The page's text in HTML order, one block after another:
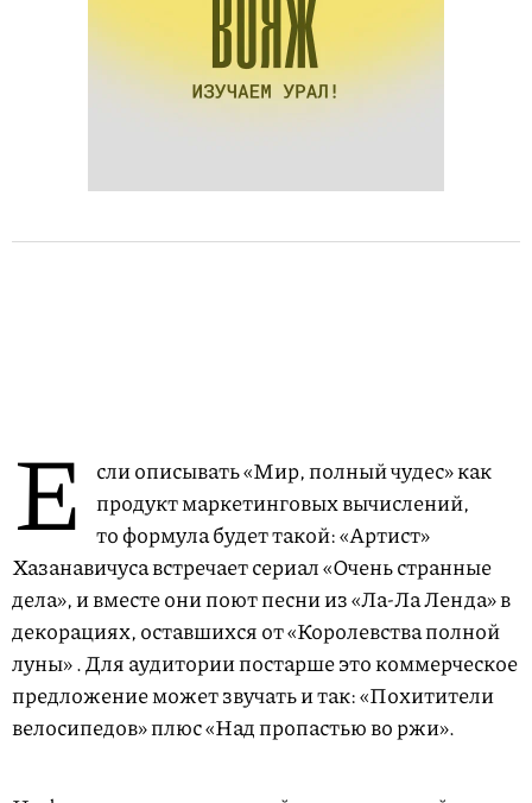
Е
сли описывать «Мир, полный чудес» как
продукт маркетинговых вычислений,
то формула будет такой: «Артист»
Хазанавичуса встречает сериал «Очень странные
дела», и вместе они поют песни из «Ла-Ла Ленда» в
декорациях, оставшихся от «Королевства полной
луны» . Для аудитории постарше это коммерческое
предложение может звучать и так: «Похитители
велосипедов» плюс «Над пропастью во ржи».